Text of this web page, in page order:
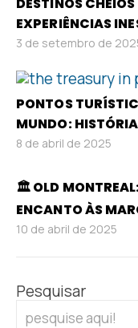
EXPERIÊNCIAS
3 de setembro de
PONTOS
MUNDO:
8 de abril de 2025
🏛️ OLD
ENCANTO ÀS
10 de abril de 2025
Pesquisar